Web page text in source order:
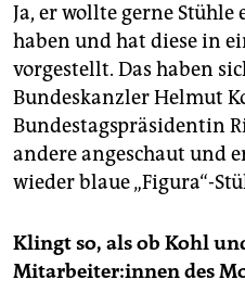
Ja, er wollte gerne
haben und hat diese in
vorgestellt. Das haben
Bundeskanzler Helmut
Bundestagspräsidentin
andere angeschaut und
wieder blaue „Figura“-
Klingt so, als ob Kohl
Mit­ar­bei­te­r:in­nen des